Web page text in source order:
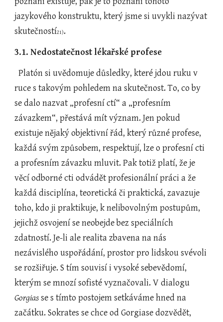
jazykového konstruktu, který jsme si uvykli nazývat
skutečností21).
3.1. Nedostatečnost lékařské profese
  Platón si uvědomuje důsledky, které jdou ruku v
ruce s takovým pohledem na skutečnost. To, co by
se dalo nazvat „profesní ctí“ a „profesním
závazkem“, přestává mít význam. Jen pokud
existuje nějaký objektivní řád, který různé profese,
každá svým způsobem, respektují, lze o profesní cti
a profesním závazku mluvit. Pak totiž platí, že je
věcí odborné cti odvádět profesionální práci a že
každá disciplína, teoretická či praktická, zavazuje
toho, kdo ji praktikuje, k nelibovolným postupům,
jejichž osvojení se neobejde bez speciálních
zdatností. Je-li ale realita zbavena na nás
nezávislého uspořádání, prostor pro lidskou svévoli
se rozšiřuje. S tím souvisí i vysoké sebevědomí,
Gorgias se s tímto postojem setkáváme hned na
začátku. Sokrates se chce od Gorgiase dozvědět,